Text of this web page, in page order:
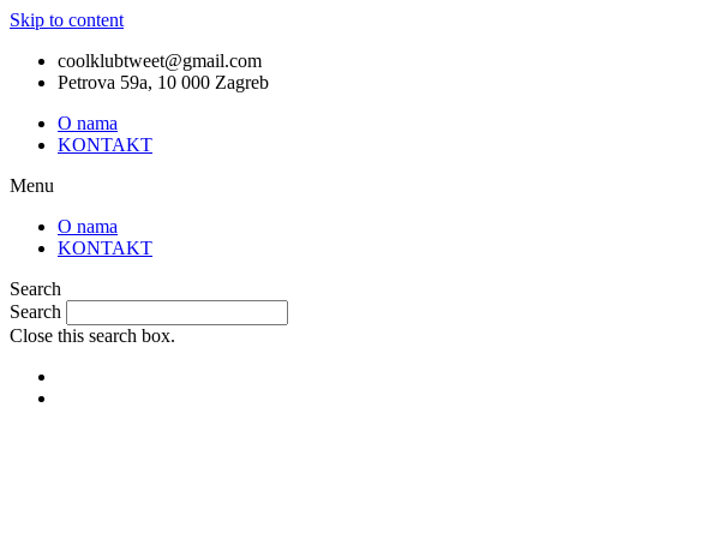
Skip to content
coolklubtweet@gmail.com
Petrova 59a, 10 000 Zagreb
O nama
KONTAKT
Menu
O nama
KONTAKT
Search
Search
Close this search box.